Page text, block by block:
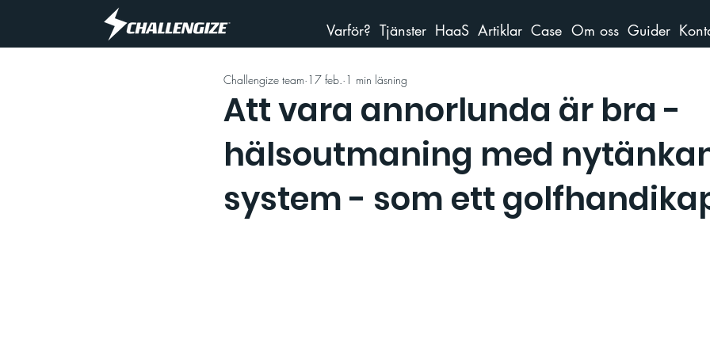
Varför? Tjänster HaaS Artiklar Case Om oss Guider
Att vara annorlunda är bra -
hälsoutmaning med
system - som ett
Challengize team 17 feb. 1 min läsning